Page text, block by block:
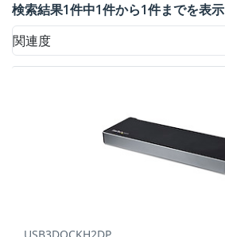
検索結果1件中1件から1件までを表示
関連度